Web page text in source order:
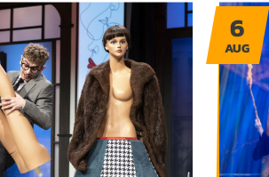
6
AUG